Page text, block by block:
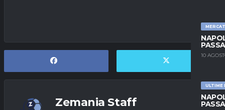
10
ULTIME
Zemania Staff